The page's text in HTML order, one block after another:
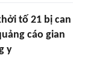
tố 21 bị can
cáo gian
y